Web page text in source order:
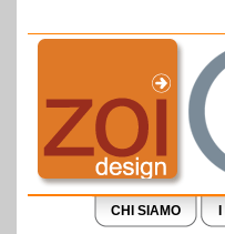
CHI SIAMO